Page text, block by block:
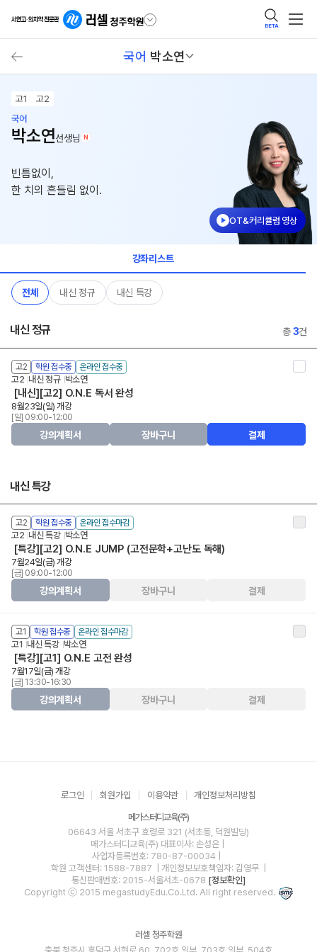
BETA
국어 박소연
고1
고2
국어
박소연선생님 N
빈틈없이,
한 치의 흔들림 없이.
OT&커리큘럼 영상
강좌리스트
전체 내신 정규 내신 특강
내신 정규 총3건
고2 학원 접수중 온라인 접수중
고2 내신 정규 박소연
[내신][고2] O.N.E 독서 완성
8월23일(일) 개강
[일] 09:00-12:00
강의계획서 장바구니 결제
내신 특강
고2 학원 접수중 온라인 접수마감
고2 내신 특강 박소연
[특강][고2] O.N.E JUMP (고전문학+고난도 독해)
7월24일(금) 개강
[금] 09:00-12:00
강의계획서 장바구니 결제
고1 학원 접수중 온라인 접수마감
고1 내신 특강 박소연
[특강][고1] O.N.E 고전 완성
7월17일(금) 개강
[금] 13:30-16:30
강의계획서 장바구니 결제
로그인 회원가입 이용약관 개인정보처리방침
메가스터디교육(주)
06643 서울 서초구 효령로 321 (서초동, 덕원빌딩)
메가스터디교육(주) 대표이사: 손성은 |
사업자등록번호: 780-87-00034
학원 고객센터: 1588-7887
| 개인정보보호책임자: 김영무
통신판매번호: 2015-서울서초-0678 [정보확인]
Copyright ⓒ 2015 megastudyEdu.Co.Ltd. All right reserved.
러셀 청주학원